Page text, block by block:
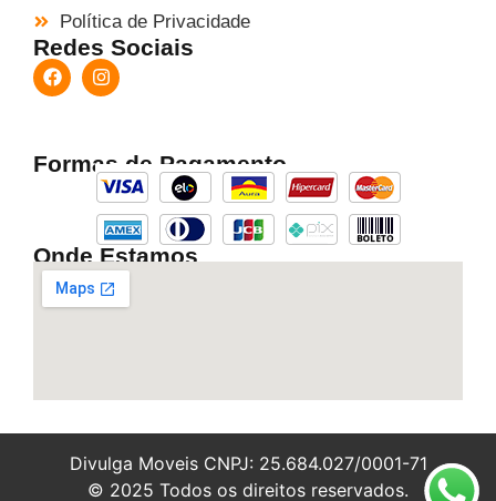
Política de Privacidade
Redes Sociais
Formas de Pagamento
Onde Estamos
Divulga Moveis CNPJ: 25.684.027/0001-71
© 2025 Todos os direitos reservados.